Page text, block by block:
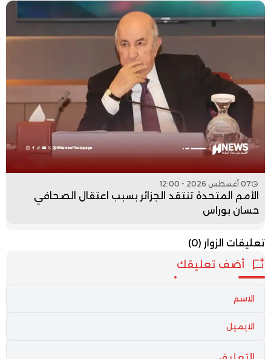
07 أغسطس 2026 - 12:00
الأمم المتحدة تنتقد الجزائر بسبب اعتقال الصحافي
حسان بوراس
تعليقات الزوار (0)
أضف تعليقك